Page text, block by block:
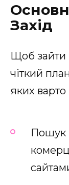
Захід
Щоб зайти
чіткий
яких варто
Пошук